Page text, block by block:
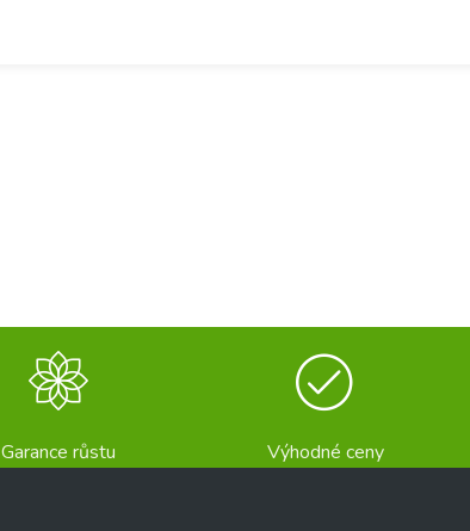
Garance růstu Výhodné ceny